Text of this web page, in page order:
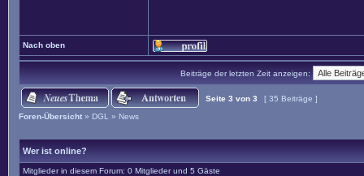
Nach oben
Beiträge der letzten Zeit anzeigen:
Seite 3 von 3
[ 35 Beiträge ]
Foren-Übersicht » DGL » News
Wer ist online?
Mitglieder in diesem Forum: 0 Mitglieder und 5 Gäste